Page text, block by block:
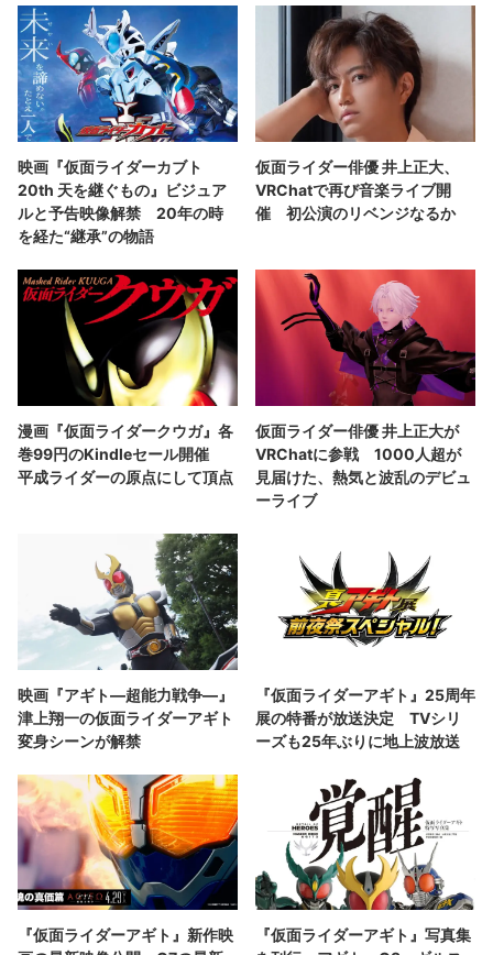
映画『仮面ライダーカブト
20th 天を継ぐもの』ビジュア
ルと予告映像解禁 20年の時
を経た“継承”の物語
仮面ライダー俳優 井上正大、
VRChatで再び音楽ライブ開
催 初公演のリベンジなるか
漫画『仮面ライダークウガ』各
巻99円のKindleセール開催
平成ライダーの原点にして頂点
仮面ライダー俳優 井上正大が
VRChatに参戦 1000人超が
見届けた、熱気と波乱のデビュ
ーライブ
映画『アギト—超能力戦争—』
津上翔一の仮面ライダーアギト
変身シーンが解禁
『仮面ライダーアギト』25周年
展の特番が放送決定 TVシリ
ーズも25年ぶりに地上波放送
『仮面ライダーアギト』新作映
『仮面ライダーアギト』写真集